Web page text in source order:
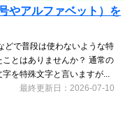
やアルファベット）を
どで普段は使わないような特
とはありませんか？ 通常の
を特殊文字と言いますが...
最終更新日：2026-07-10